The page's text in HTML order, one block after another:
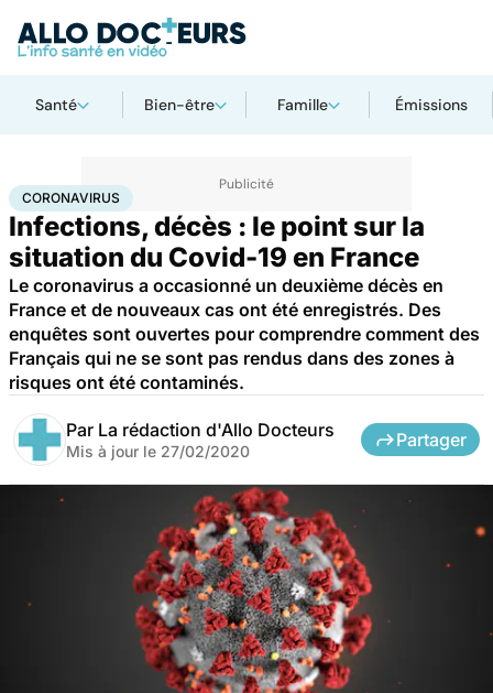
Santé Bien-être Famille Émissions
AccueilSantéMaladies Coronavirus
CORONAVIRUS
Infections, décès : le point sur la
situation du Covid-19 en France
Le coronavirus a occasionné un deuxième décès en
France et de nouveaux cas ont été enregistrés. Des
enquêtes sont ouvertes pour comprendre comment des
Français qui ne se sont pas rendus dans des zones à
risques ont été contaminés.
Par La rédaction d'Allo Docteurs
Mis à jour le 27/02/2020
Partager